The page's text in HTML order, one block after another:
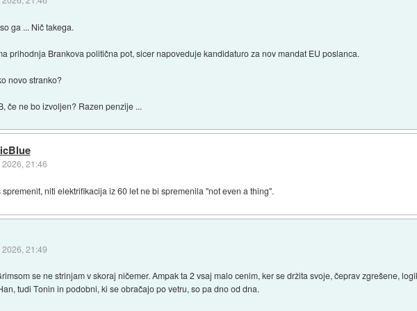
ga ... Nič takega.
prihodnja Brankova politična pot, sicer napoveduje kandidaturo za nov mandat EU poslanca.
novo stranko?
če ne bo izvoljen? Razen penzije ...
21:46
niti elektrifikacija iz 60 let ne bi spremenila "not even a thing".
21:49
se ne strinjam v skoraj ničemer. Ampak ta 2 vsaj malo cenim, ker se držita svoje, čeprav zgrešene,
tudi Tonin in podobni, ki se obračajo po vetru, so pa dno od dna.